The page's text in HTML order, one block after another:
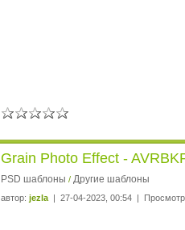
Grain Photo Effect -
PSD шаблоны / Другие шаблоны
автор: jezla | 27-04-2023, 00:54 |